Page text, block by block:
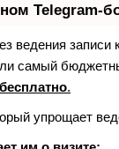
Telegram-
ведения
самый
.
упрощает